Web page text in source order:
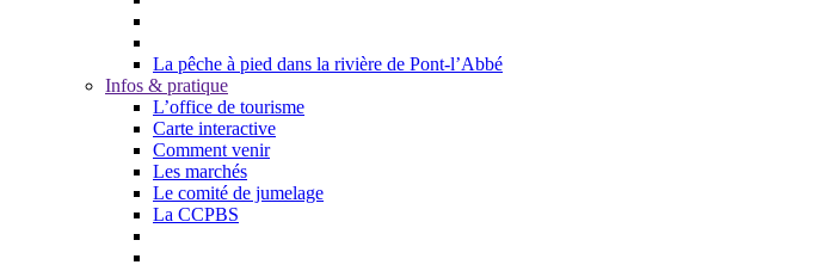
La pêche à pied dans la rivière de Pont-l’Abbé
Infos & pratique
L’office de tourisme
Carte interactive
Comment venir
Les marchés
Le comité de jumelage
La CCPBS